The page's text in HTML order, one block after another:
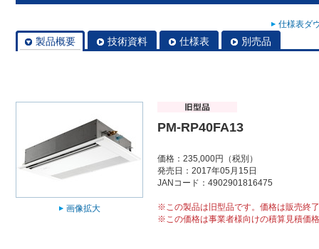
仕様表ダ
製品概要 技術資料 仕様表 別売品
画像拡大
PM-RP40FA13
価格：235,000円（税別）
発売日：2017年05月15日
JANコード：4902901816475
※この製品は旧型品です。価格は販売終
※この価格は事業者様向けの積算見積価